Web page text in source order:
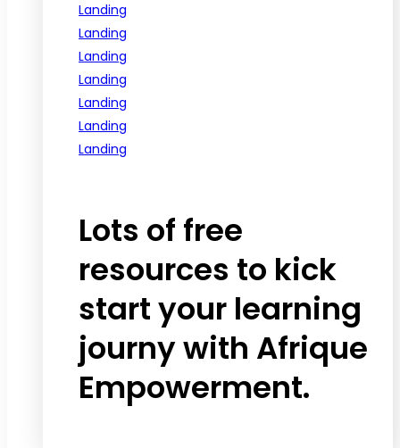
Landing
Landing
Landing
Landing
Landing
Landing
Landing
Lots of free
resources to kick
start your learning
journy with Afrique
Empowerment.